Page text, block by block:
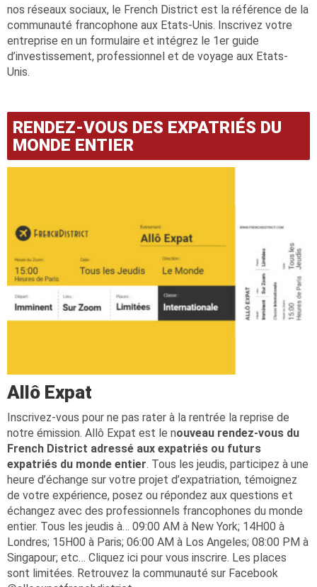
nos réseaux sociaux, le French District est la référence de la
communauté francophone aux Etats-Unis. Inscrivez votre
entreprise en un formulaire et intégrez le 1er guide
d’investissement, professionnel et de voyage aux Etats-
Unis.
RENDEZ-VOUS DES EXPATRIÉS DU
MONDE ENTIER
Allô Expat
Inscrivez-vous pour ne pas rater à la rentrée la reprise de
notre émission. Allô Expat est le nouveau rendez-vous du
French District adressé aux expatriés ou futurs
expatriés du monde entier. Tous les jeudis, participez à une
heure d’échange sur votre projet d’expatriation, témoignez
de votre expérience, posez ou répondez aux questions et
échangez avec des professionnels francophones du monde
entier. Tous les jeudis à… 09:00 AM à New York; 14H00 à
Londres; 15H00 à Paris; 06:00 AM à Los Angeles; 08:00 PM à
Singapour; etc… Cliquez ici pour vous inscrire. Les places
sont limitées. Retrouvez la communauté sur Facebook